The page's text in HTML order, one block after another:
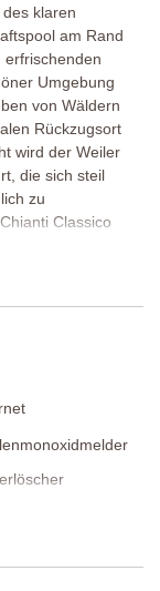
klaren
am Rand
erfrischenden
Umgebung
von Wäldern
Rückzugsort
wird der Weiler
die sich steil
zu
Classico
entfernt
della Rana sowie
das sehr gute
Gaiole in
ganz in der Nähe.
vor der
27 km langes
anbietet.